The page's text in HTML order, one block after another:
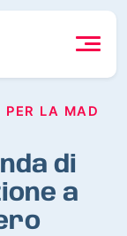
LA MAD
di
a